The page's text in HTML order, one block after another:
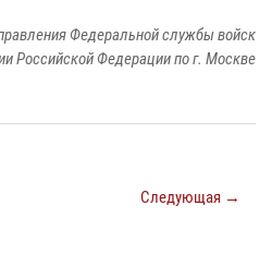
Федеральной службы войск
Российской Федерации по г. Москве
Следующая →